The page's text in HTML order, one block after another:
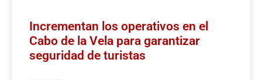
Incrementan los operativos en el
Cabo de la Vela para garantizar
seguridad de turistas